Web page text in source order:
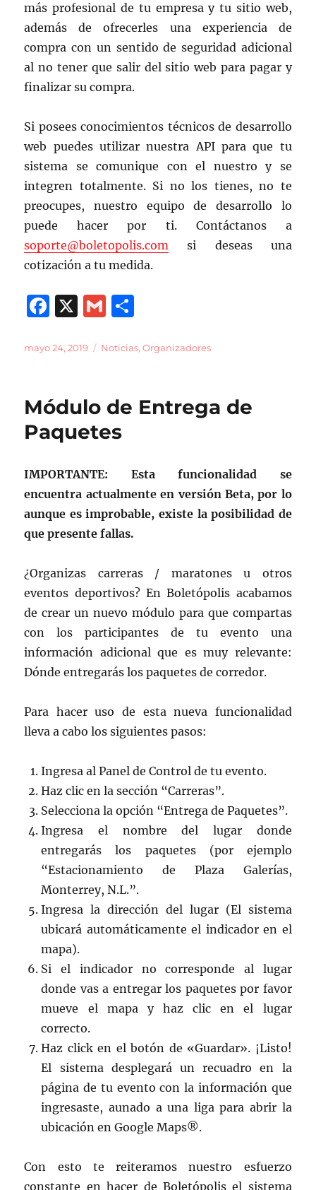
más profesional de tu empresa y tu sitio web,
además de ofrecerles una experiencia de
compra con un sentido de seguridad adicional
al no tener que salir del sitio web para pagar y
finalizar su compra.
Si posees conocimientos técnicos de desarrollo
web puedes utilizar nuestra API para que tu
sistema se comunique con el nuestro y se
integren totalmente. Si no los tienes, no te
preocupes, nuestro equipo de desarrollo lo
puede hacer por ti. Contáctanos a
soporte@boletopolis.com si deseas una
cotización a tu medida.
F
c
b
o
o
k
X
G
ai m
a
rt
Publicado
mayo 24, 2019 Categorías
Noticias,Organizadores
Módulo de Entrega de
Paquetes
IMPORTANTE: Esta funcionalidad se
encuentra actualmente en versión Beta, por lo
aunque es improbable, existe la posibilidad de
que presente fallas.
¿Organizas carreras / maratones u otros
eventos deportivos? En Boletópolis acabamos
de crear un nuevo módulo para que compartas
con los participantes de tu evento una
información adicional que es muy relevante:
Dónde entregarás los paquetes de corredor.
Para hacer uso de esta nueva funcionalidad
lleva a cabo los siguientes pasos:
Ingresa al Panel de Control de tu evento.
Haz clic en la sección “Carreras”.
Selecciona la opción “Entrega de Paquetes”.
Ingresa el nombre del lugar donde
entregarás los paquetes (por ejemplo
“Estacionamiento de Plaza Galerías,
Monterrey, N.L.”.
Ingresa la dirección del lugar (El sistema
ubicará automáticamente el indicador en el
mapa).
Si el indicador no corresponde al lugar
donde vas a entregar los paquetes por favor
mueve el mapa y haz clic en el lugar
correcto.
Haz click en el botón de «Guardar». ¡Listo!
El sistema desplegará un recuadro en la
página de tu evento con la información que
ingresaste, aunado a una liga para abrir la
ubicación en Google Maps®.
Con esto te reiteramos nuestro esfuerzo
constante en hacer de Boletópolis el sistema